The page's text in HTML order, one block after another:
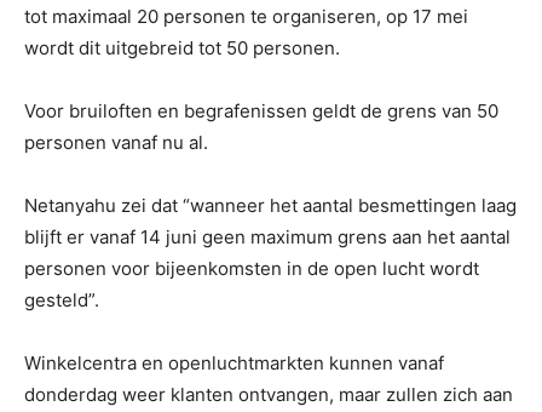
tot maximaal 20 personen te organiseren, op 17 mei
wordt dit uitgebreid tot 50 personen.
Voor bruiloften en begrafenissen geldt de grens van 50
personen vanaf nu al.
Netanyahu zei dat “wanneer het aantal besmettingen laag
blijft er vanaf 14 juni geen maximum grens aan het aantal
personen voor bijeenkomsten in de open lucht wordt
gesteld”.
Winkelcentra en openluchtmarkten kunnen vanaf
donderdag weer klanten ontvangen, maar zullen zich aan